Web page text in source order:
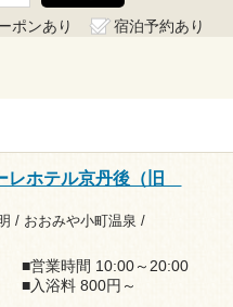
ポンあり
宿泊予約あり
レホテル京丹後（旧
/ おおみや小町温泉 /
■営業時間 10:00～20:00
■入浴料 800円～